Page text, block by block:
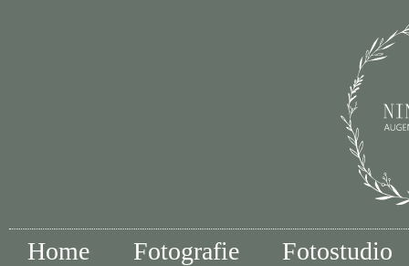
Home Fotografie Fotostudio